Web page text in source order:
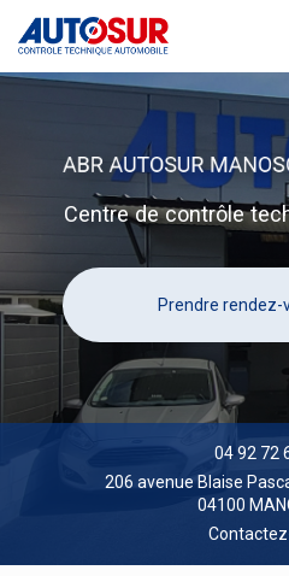
contenu
principal
Centre de contrôle
Prendre rendez-
04 92 72
206 avenue Blaise
04100